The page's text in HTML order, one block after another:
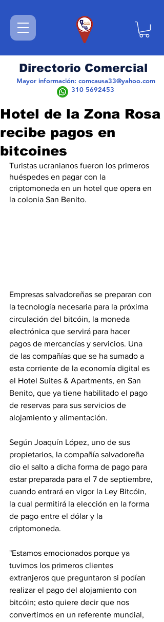
Directorio Comercial
Mayor información: comcausa33@yahoo.com
310 5692453
Hotel de la Zona Rosa
recibe pagos en
bitcoines
Turistas ucranianos fueron los primeros
huéspedes en pagar con la
criptomoneda en un hotel que opera en
la colonia San Benito.
Empresas salvadoreñas se preparan con
la tecnología necesaria para la próxima
circulación del bitcóin, la moneda
electrónica que servirá para hacer
pagos de mercancías y servicios. Una
de las compañías que se ha sumado a
esta corriente de la economía digital es
el Hotel Suites & Apartments, en San
Benito, que ya tiene habilitado el pago
de reservas para sus servicios de
alojamiento y alimentación.
Según Joaquín López, uno de sus
propietarios, la compañía salvadoreña
dio el salto a dicha forma de pago para
estar preparada para el 7 de septiembre,
cuando entrará en vigor la Ley Bitcóin,
la cual permitirá la elección en la forma
de pago entre el dólar y la
criptomoneda.
"Estamos emocionados porque ya
tuvimos los primeros clientes
extranjeros que preguntaron si podían
realizar el pago del alojamiento con
bitcóin; esto quiere decir que nos
convertimos en un referente mundial,